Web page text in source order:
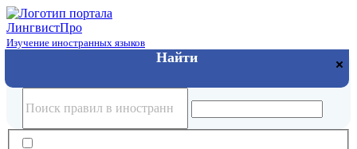
ЛингвистПро
Изучение иностранных языков